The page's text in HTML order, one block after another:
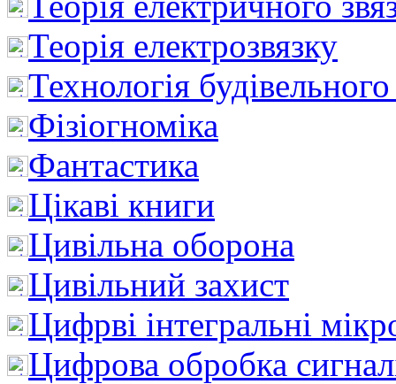
Теорія електрозвязку
Технологія
Фізіогноміка
Фантастика
Цікаві книги
Цивільна оборона
Цивільний захист
Цифрві інтегральні
Цифрова обробка